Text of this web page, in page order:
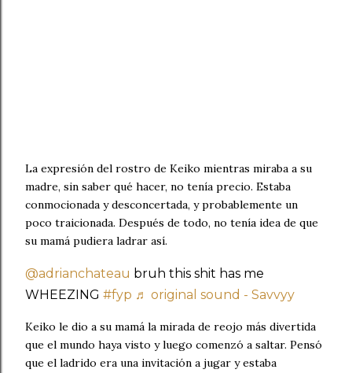
La expresión del rostro de Keiko mientras miraba a su
madre, sin saber qué hacer, no tenía precio. Estaba
conmocionada y desconcertada, y probablemente un
poco traicionada. Después de todo, no tenía idea de que
su mamá pudiera ladrar así.
@adrianchateau bruh this shit has me
WHEEZING #fyp ♬ original sound - Savvyy
Keiko le dio a su mamá la mirada de reojo más divertida
que el mundo haya visto y luego comenzó a saltar. Pensó
que el ladrido era una invitación a jugar y estaba